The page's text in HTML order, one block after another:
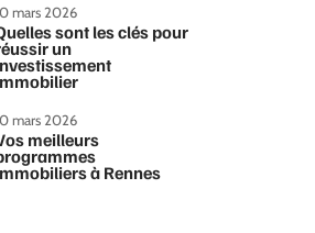
mars 2026
sont les clés pour
un
mars 2026
meilleurs
à Rennes